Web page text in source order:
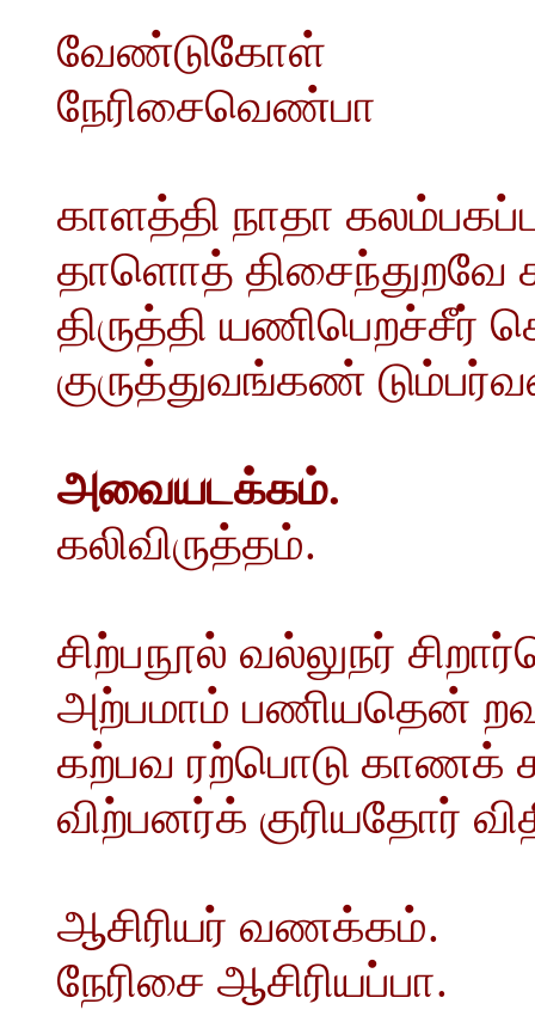
வேண்டுகோள்
நேரிசைவெண்பா
காளத்தி நாதா
தாளொத் திசைந்துறவே
திருத்தி
குருத்துவங்கண்
அவையடக்கம்.
கலிவிருத்தம்.
சிற்பநூல் வல்லுநர்
அற்பமாம் பணியதென்
கற்பவ ரற்பொடு காணக்
விற்பனர்க் குரியதோர்
ஆசிரியர் வணக்கம்.
நேரிசை ஆசிரியப்பா.